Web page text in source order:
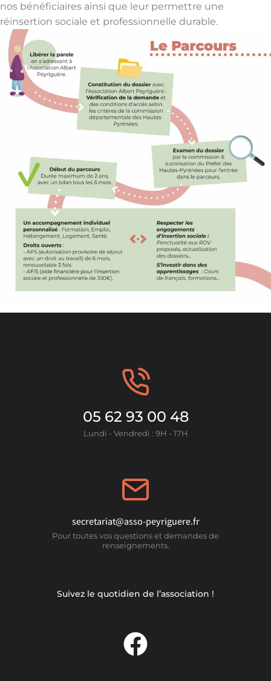
nos bénéficiaires ainsi que leur permettre une
réinsertion sociale et professionnelle durable.
05 62 93 00 48
Lundi - Vendredi : 9H - 17H
secretariat@asso-peyriguere.fr
Pour toutes vos questions et demandes de
renseignements.
Suivez le quotidien de l’association !